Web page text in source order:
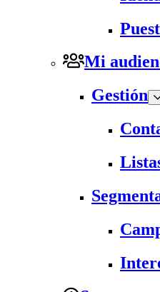
Mi
Gestión